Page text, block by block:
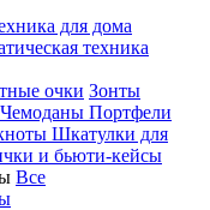
для дома
техника
очки Зонты
Чемоданы Портфели
Шкатулки для
и бьюти-кейсы
Все